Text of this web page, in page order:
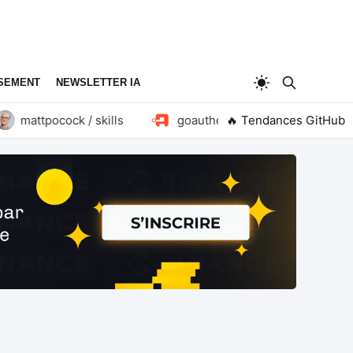
NEWSLETTER IA
/ skills goauthentik / authentik🔥 Tendances GitHub